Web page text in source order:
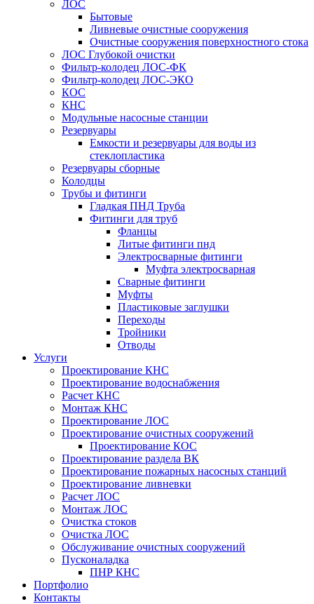
ЛОС
Бытовые
Ливневые очистные сооружения
Очистные сооружения поверхностного стока
ЛОС Глубокой очистки
Фильтр-колодец ЛОС-ФК
Фильтр-колодец ЛОС-ЭКО
КОС
КНС
Модульные насосные станции
Резервуары
Емкости и резервуары для воды из
стеклопластика
Резервуары сборные
Колодцы
Трубы и фитинги
Гладкая ПНД Труба
Фитинги для труб
Фланцы
Литые фитинги пнд
Электросварные фитинги
Муфта электросварная
Сварные фитинги
Муфты
Пластиковые заглушки
Переходы
Тройники
Отводы
Услуги
Проектирование КНС
Проектирование водоснабжения
Расчет КНС
Монтаж КНС
Проектирование ЛОС
Проектирование очистных сооружений
Проектирование КОС
Проектирование раздела ВК
Проектирование пожарных насосных станций
Проектирование ливневки
Расчет ЛОС
Монтаж ЛОС
Очистка стоков
Очистка ЛОС
Обслуживание очистных сооружений
Пусконаладка
ПНР КНС
Портфолио
Контакты